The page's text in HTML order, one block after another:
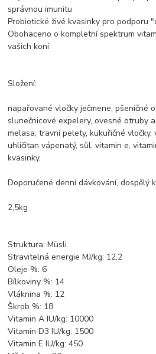
správnou imunitu
Probiotické živé kvasinky pro podporu
Obohaceno o kompletní spektrum
vašich koní
Složení:
napařované vločky ječmene, pšeničné
slunečnicové expelery, ovesné otruby
melasa, travní pelety, kukuřičné
uhličitan vápenatý, sůl, vitamin e,
kvasinky,
Doporučené denní dávkování, dospělý
2,5kg
Struktura: Müsli
Stravitelná energie MJ/kg: 12,2
Oleje %: 6
Bílkoviny %: 14
Vláknina %: 12
Škrob %: 18
Vitamin A IU/kg: 10000
Vitamin D3 IU/kg: 1500
Vitamin E IU/kg: 450